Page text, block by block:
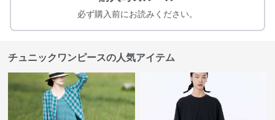
必ず購入前にお読みください。
チュニックワンピースの人気アイテム